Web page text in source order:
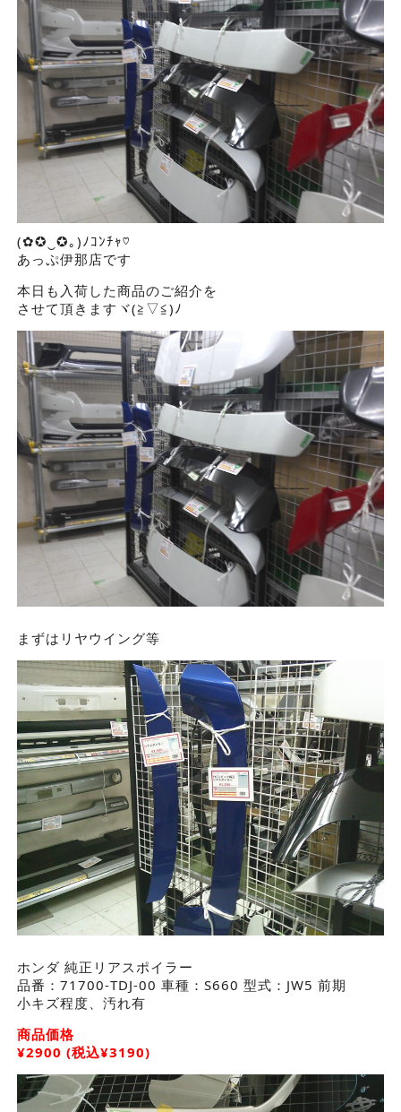
(✿✪‿✪｡)ﾉｺﾝﾁｬ♡
あっぷ伊那店です
本日も入荷した商品のご紹介を
させて頂きますヾ(≧▽≦)ﾉ
まずはリヤウイング等
ホンダ 純正リアスポイラー
品番：71700-TDJ-00 車種：S660 型式：JW5 前期
小キズ程度、汚れ有
商品価格
¥2900 (税込¥3190)